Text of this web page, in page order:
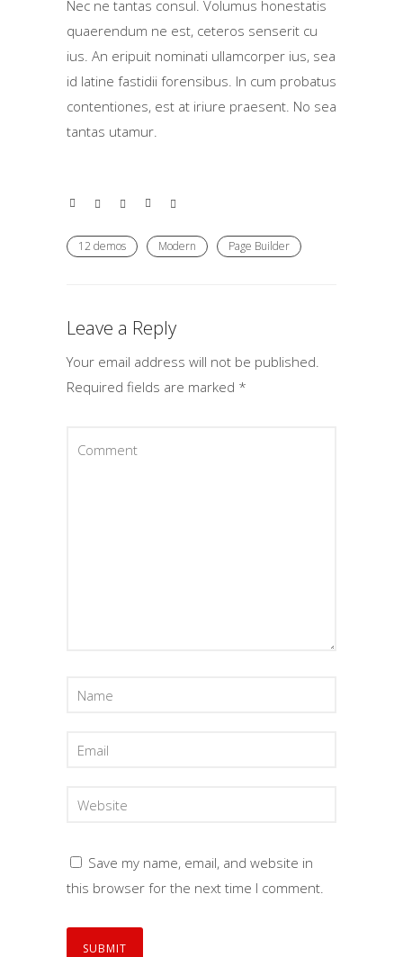
Nec ne tantas consul. Volumus honestatis
quaerendum ne est, ceteros senserit cu
ius. An eripuit nominati ullamcorper ius, sea
id latine fastidii forensibus. In cum probatus
contentiones, est at iriure praesent. No sea
tantas utamur.
12 demos Modern Page Builder
Leave a Reply
Your email address will not be published.
Required fields are marked *
Save my name, email, and website in
this browser for the next time I comment.